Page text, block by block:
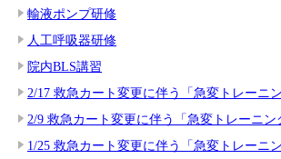
輸液ポンプ研修
人工呼吸器研修
院内BLS講習
2/17 救急カート変更に伴う「急変トレーニン
2/9 救急カート変更に伴う「急変トレーニン
1/25 救急カート変更に伴う「急変トレーニン